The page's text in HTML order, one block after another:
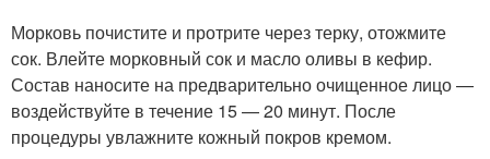
Морковь почистите и протрите через терку, отожмите
сок. Влейте морковный сок и масло оливы в кефир.
Состав наносите на предварительно очищенное лицо —
воздействуйте в течение 15 — 20 минут. После
процедуры увлажните кожный покров кремом.